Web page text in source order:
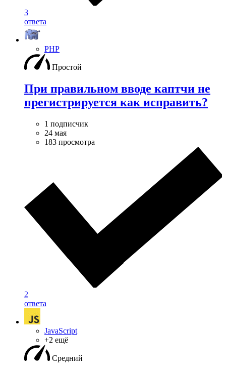
3
ответа
PHP
Простой
При правильном вводе каптчи не
прегистрируется как исправить?
1 подписчик
24 мая
183 просмотра
2
ответа
JavaScript
+2 ещё
Средний